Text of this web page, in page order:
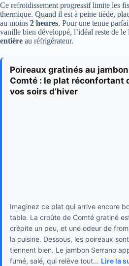
Ce refroidissement progressif limite les
thermique. Quand il est à peine tiède,
au moins 2 heures. Pour une tenue
vanille bien développé, l’idéal reste de le
entière au réfrigérateur.
Poireaux gratinés au
Comté : le plat réconfortant
vos soirs d’hiver
Imaginez ce plat qui arrive encore
table. La croûte de Comté gratiné
crépite un peu, et une odeur de
la cuisine. Dessous, les poireaux
tiennent bien. Le jambon Serrano
fumé, salé, qui relève tout... Lire la